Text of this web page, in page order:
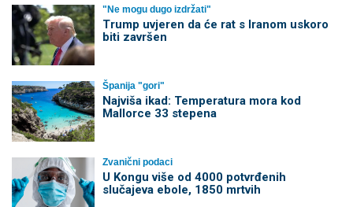
"Ne mogu dugo izdržati"
Trump uvjeren da će rat s Iranom uskoro
biti završen
Španija "gori"
Najviša ikad: Temperatura mora kod
Mallorce 33 stepena
Zvanični podaci
U Kongu više od 4000 potvrđenih
slučajeva ebole, 1850 mrtvih